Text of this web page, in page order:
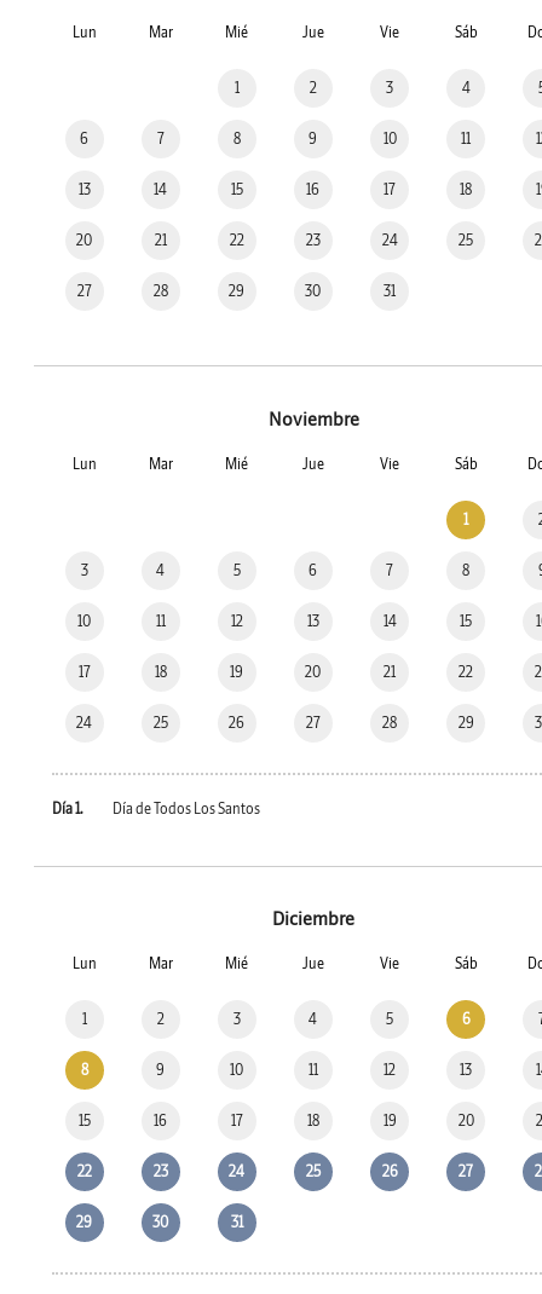
Lun Mar Mié Jue Vie Sáb
1 2 3 4
6 7 8 9 10 11
13 14 15 16 17 18
20 21 22 23 24 25
27 28 29 30 31
Noviembre
Lun Mar Mié Jue Vie Sáb
1
3 4 5 6 7 8
10 11 12 13 14 15
17 18 19 20 21 22
24 25 26 27 28 29
Día 1. Día de Todos Los Santos
Diciembre
Lun Mar Mié Jue Vie Sáb
1 2 3 4 5 6
8 9 10 11 12 13
15 16 17 18 19 20
22 23 24 25 26 27
29 30 31